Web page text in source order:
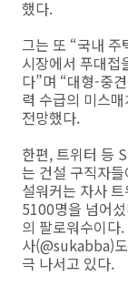
했다.
그는 또 “국내
시장에서 푸대접
다”며 “대형-중
력 수급의 미스
전망했다.
한편, 트위터 등
는 건설 구직자
설워커는 자사
5100명을 넘어
의 팔로워수이
사(@sukabba)
극 나서고 있다.